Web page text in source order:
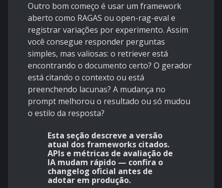
Outro bom começo é usar um framework
aberto como RAGAS ou open-rag-eval e
registrar variações por experimento. Assim
você consegue responder perguntas
simples, mas valiosas: o retriever está
encontrando o documento certo? O gerador
está citando o contexto ou está
preenchendo lacunas? A mudança no
prompt melhorou o resultado ou só mudou
o estilo da resposta?
Esta seção descreve a versão
atual dos frameworks citados.
APIs e métricas de avaliação de
IA mudam rápido — confira o
changelog oficial antes de
adotar em produção.